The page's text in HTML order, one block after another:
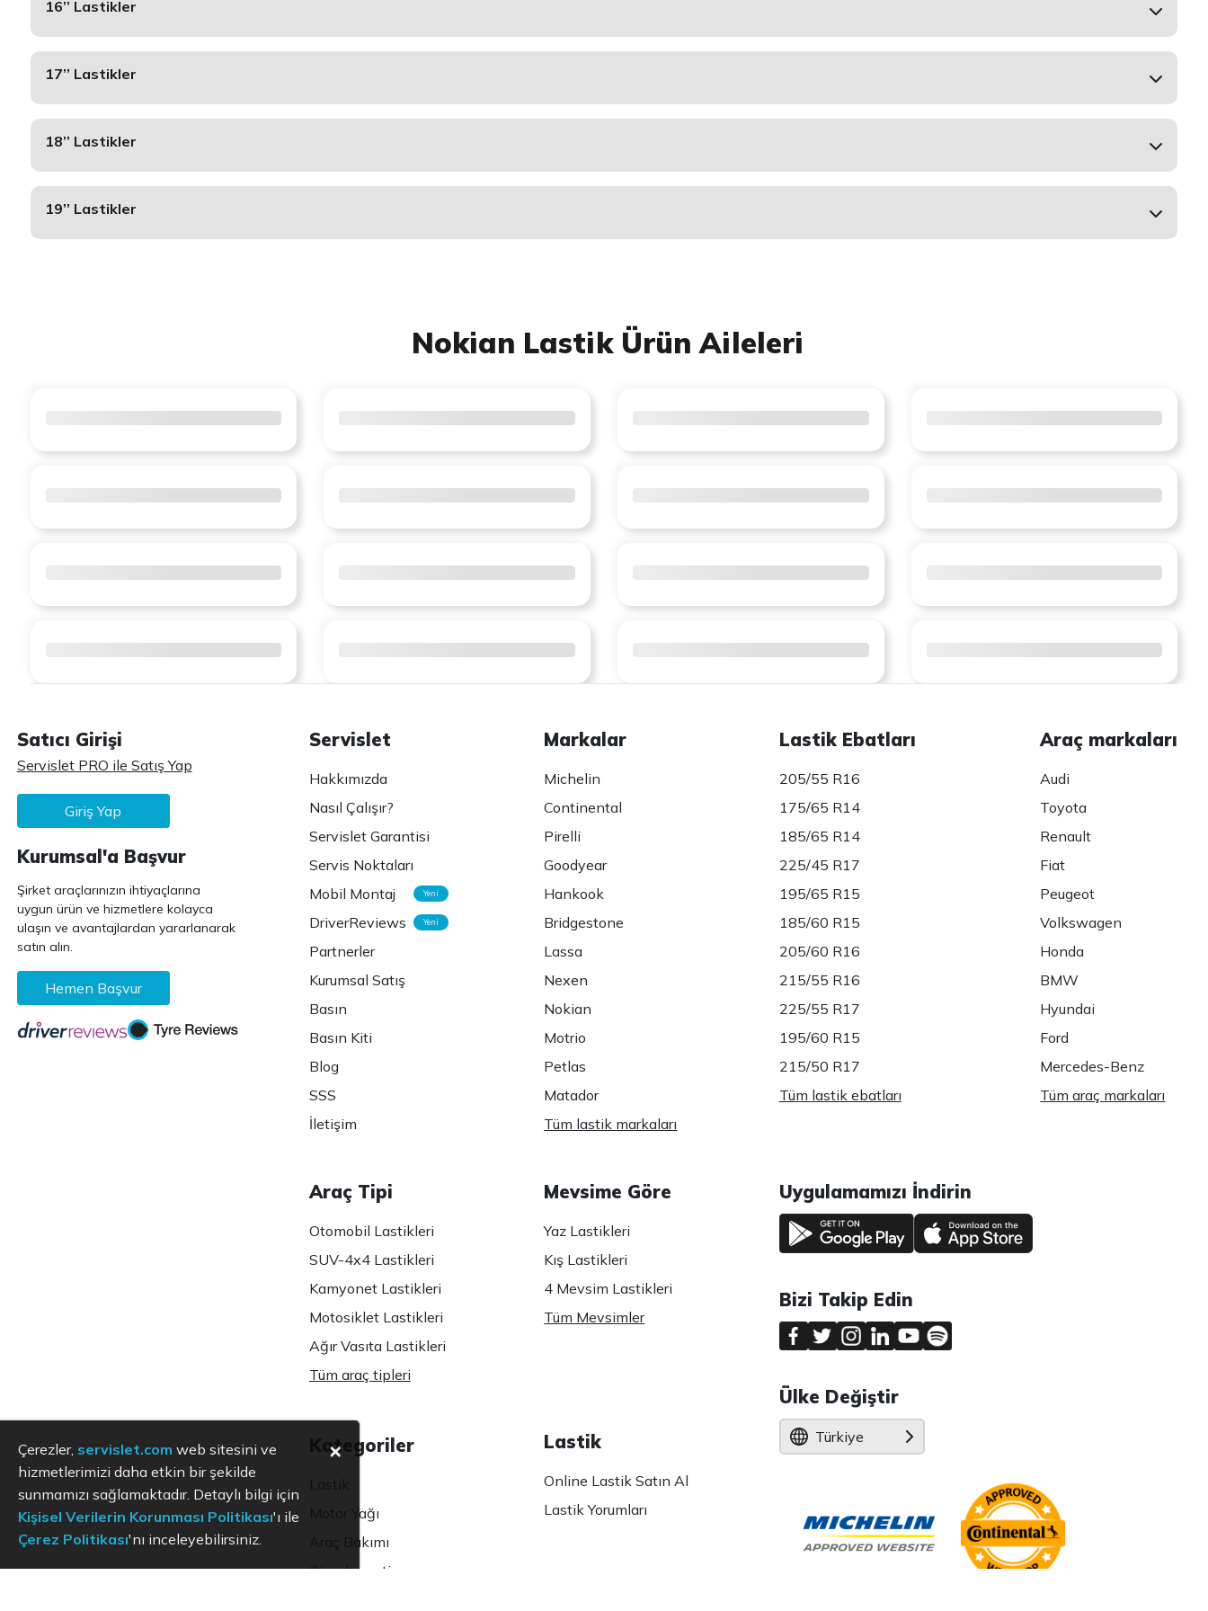
16’’ Lastikler
17’’ Lastikler
18’’ Lastikler
19’’ Lastikler
Nokian Lastik Ürün Aileleri
Satıcı Girişi
Servislet PRO ile Satış Yap
Giriş Yap
Kurumsal'a Başvur
Şirket araçlarınızın ihtiyaçlarına
uygun ürün ve hizmetlere kolayca
ulaşın ve avantajlardan yararlanarak
satın alın.
Hemen Başvur
Servislet
Hakkımızda
Nasıl Çalışır?
Servislet Garantisi
Servis Noktaları
Mobil Montaj
Yeni
DriverReviews Yeni
Partnerler
Kurumsal Satış
Basın
Basın Kiti
Blog
SSS
İletişim
Markalar
Michelin
Continental
Pirelli
Goodyear
Hankook
Bridgestone
Lassa
Nexen
Nokian
Motrio
Petlas
Matador
Tüm lastik markaları
Lastik Ebatları
205/55 R16
175/65 R14
185/65 R14
225/45 R17
195/65 R15
185/60 R15
205/60 R16
215/55 R16
225/55 R17
195/60 R15
215/50 R17
Tüm lastik ebatları
Araç markaları
Audi
Toyota
Renault
Fiat
Peugeot
Volkswagen
Honda
BMW
Hyundai
Ford
Mercedes-Benz
Tüm araç markaları
Araç Tipi
Otomobil Lastikleri
SUV-4x4 Lastikleri
Kamyonet Lastikleri
Motosiklet Lastikleri
Ağır Vasıta Lastikleri
Tüm araç tipleri
Kategoriler
Motor Yağı
Araç Bakımı
Oto ekspertiz
Mevsime Göre
Yaz Lastikleri
Kış Lastikleri
4 Mevsim Lastikleri
Tüm Mevsimler
Lastik
Online Lastik Satın Al
Lastik Yorumları
Uygulamamızı İndirin
Bizi Takip Edin
Ülke Değiştir
Türkiye
Çerezler, servislet.com web sitesini ve
hizmetlerimizi daha etkin bir şekilde
sunmamızı sağlamaktadır. Detaylı bilgi için
Kişisel Verilerin Korunması Politikası'ı ile
Çerez Politikası'nı inceleyebilirsiniz.
×